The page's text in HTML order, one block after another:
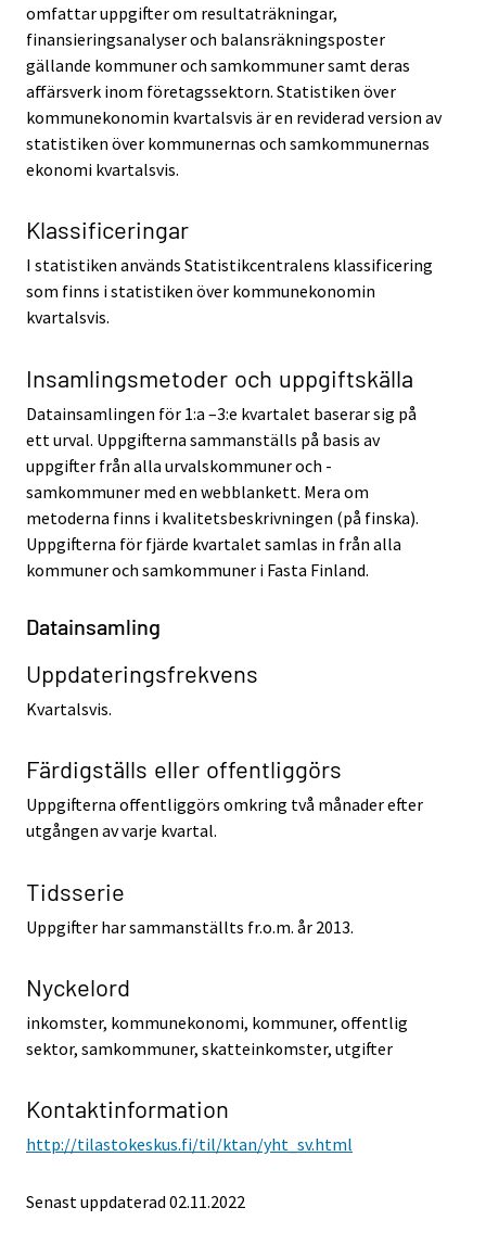
omfattar uppgifter om resultaträkningar,
finansieringsanalyser och balansräkningsposter
gällande kommuner och samkommuner samt deras
affärsverk inom företagssektorn. Statistiken över
kommunekonomin kvartalsvis är en reviderad version av
statistiken över kommunernas och samkommunernas
ekonomi kvartalsvis.
Klassificeringar
I statistiken används Statistikcentralens klassificering
som finns i statistiken över kommunekonomin
kvartalsvis.
Insamlingsmetoder och uppgiftskälla
Datainsamlingen för 1:a –3:e kvartalet baserar sig på
ett urval. Uppgifterna sammanställs på basis av
uppgifter från alla urvalskommuner och -
samkommuner med en webblankett. Mera om
metoderna finns i kvalitetsbeskrivningen (på finska).
Uppgifterna för fjärde kvartalet samlas in från alla
kommuner och samkommuner i Fasta Finland.
Datainsamling
Uppdateringsfrekvens
Kvartalsvis.
Färdigställs eller offentliggörs
Uppgifterna offentliggörs omkring två månader efter
utgången av varje kvartal.
Tidsserie
Uppgifter har sammanställts fr.o.m. år 2013.
Nyckelord
inkomster, kommunekonomi, kommuner, offentlig
sektor, samkommuner, skatteinkomster, utgifter
Kontaktinformation
http://tilastokeskus.fi/til/ktan/yht_sv.html
Senast uppdaterad 02.11.2022